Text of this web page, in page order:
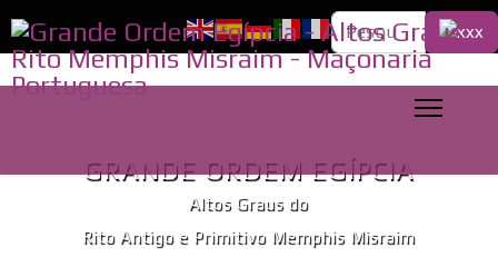
Pesquisa...
GRANDE ORDEM EGÍPCIA
Altos Graus do
Rito Antigo e Primitivo Memphis Misraim